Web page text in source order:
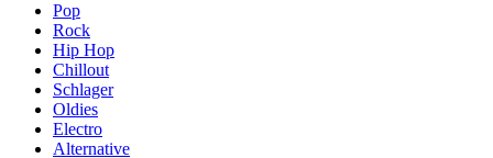
Pop
Rock
Hip Hop
Chillout
Schlager
Oldies
Electro
Alternative